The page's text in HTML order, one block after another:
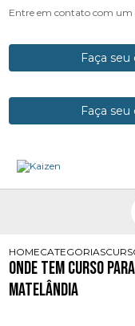
Entre em contato com um
Faça
Faça
HOMECATEGORIAS
Onde Tem Curso
Matelândia